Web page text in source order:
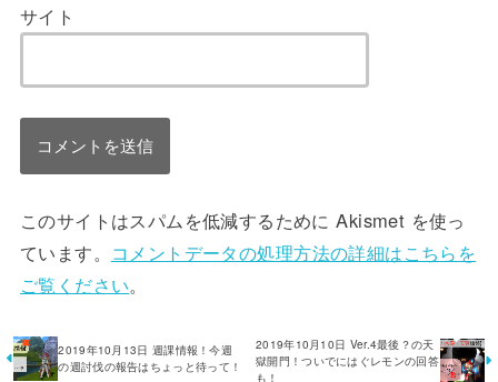
サイト
このサイトはスパムを低減するために Akismet を使っ
ています。 コメントデータの処理方法の詳細はこちらを
ご覧ください。
2019年10月13日 週課情報！今週
の週討伐の報告はちょっと待って！
2019年10月10日 Ver.4最後？の天
獄開門！ついでにはぐレモンの回答
も！